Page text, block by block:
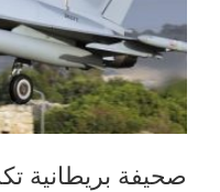
صحيفة بريطانية